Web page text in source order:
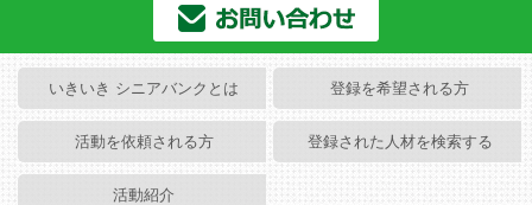
いきいき シニアバンクとは 登録を希望される方
活動を依頼される方 登録された人材を検索する
活動紹介